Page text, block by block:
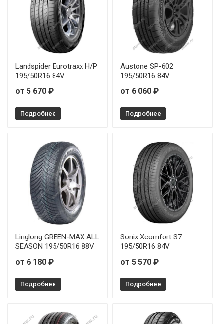
Landspider Eurotraxx H/P
195/50R16 84V
от 5 670 ₽
Подробнее
Austone SP-602
195/50R16 84V
от 6 060 ₽
Подробнее
Linglong GREEN-MAX ALL
SEASON 195/50R16 88V
от 6 180 ₽
Подробнее
Sonix Xcomfort S7
195/50R16 84V
от 5 570 ₽
Подробнее